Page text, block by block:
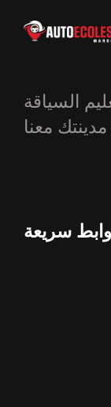
السياقة
معنا
سريعة